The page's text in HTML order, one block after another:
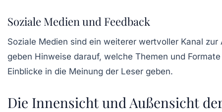
Soziale Medien und Feedback
Soziale Medien sind ein weiterer wertvoller Kanal
geben Hinweise darauf, welche Themen und
Einblicke in die Meinung der Leser geben.
Die Innensicht und Außensicht